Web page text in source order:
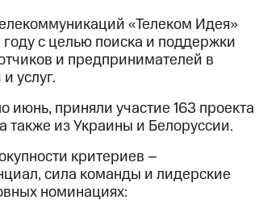
«Телеком Идея»
с целью поиска и поддержки
и предпринимателей в
услуг.
июнь, приняли участие 163 проекта
также из Украины и Белоруссии.
критериев –
сила команды и лидерские
номинациях: